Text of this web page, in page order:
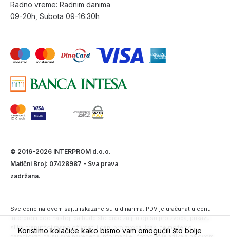
Radno vreme: Radnim danima
09-20h, Subota 09-16:30h
© 2016-2026 INTERPROM d.o.o.
Matični Broj: 07428987 - Sva prava
zadržana.
Sve cene na ovom sajtu iskazane su u dinarima. PDV je uračunat u cenu.
Interprom doo nastoji da bude što precizniji u opisu proizvoda, prikazu
slika, trenutnoj raspoloživosti i ceni proizvoda. Ipak, ne možemo
Koristimo kolačiće kako bismo vam omogućili što bolje